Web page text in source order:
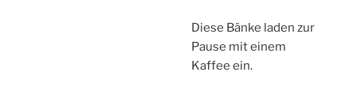
Diese Bänke laden zur
Pause mit einem
Kaffee ein.